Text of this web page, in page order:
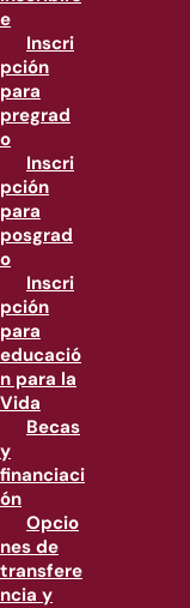
e
Inscri
pción
para
pregrad
o
Inscri
pción
para
posgrad
o
Inscri
pción
para
educació
n para la
Vida
Becas
y
financiaci
ón
Opcio
nes de
transfere
ncia y